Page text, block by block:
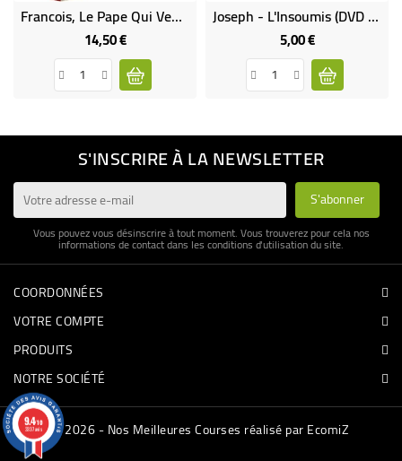
Francois, Le Pape Qui Veut Changer Le Monde
14,50 €Prix
Joseph - L'Insoumis (DVD Occasion)
5,00 €Prix
S'INSCRIRE À LA NEWSLETTER
Vous pouvez vous désinscrire à tout moment. Vous trouverez pour cela nos
informations de contact dans les conditions d'utilisation du site.
COORDONNÉES
VOTRE COMPTE
PRODUITS
NOTRE SOCIÉTÉ
© 2026 - Nos Meilleures Courses réalisé par EcomiZ
9.4/10
3337 avis